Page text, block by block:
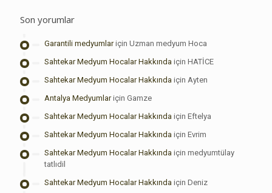
Son yorumlar
Garantili medyumlariçin Uzman medyum Hoca
Sahtekar Medyum Hocalar Hakkında için HATİCE
Sahtekar Medyum Hocalar Hakkında için Ayten
Antalya Medyumlariçin Gamze
Sahtekar Medyum Hocalar Hakkında için Eftelya
Sahtekar Medyum Hocalar Hakkında için Evrim
Sahtekar Medyum Hocalar Hakkında için medyumtülay
tatlıdil
Sahtekar Medyum Hocalar Hakkında için Deniz